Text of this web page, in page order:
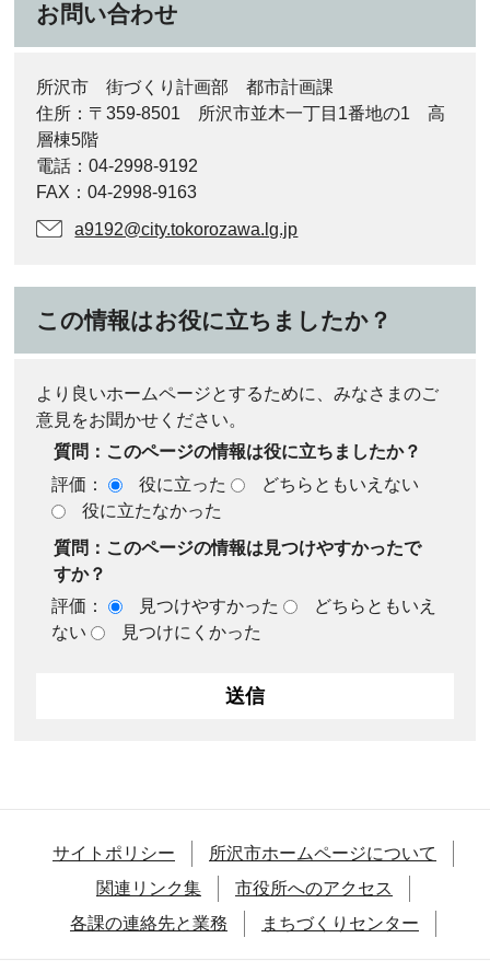
お問い合わせ
所沢市 街づくり計画部 都市計画課
住所：〒359-8501 所沢市並木一丁目1番地の1 高
層棟5階
電話：04-2998-9192
FAX：04-2998-9163
a9192@city.tokorozawa.lg.jp
この情報はお役に立ちましたか？
より良いホームページとするために、みなさまのご
意見をお聞かせください。
質問：このページの情報は役に立ちましたか？
評価：
役に立った
どちらともいえない
役に立たなかった
質問：このページの情報は見つけやすかったで
すか？
評価：
見つけやすかった
どちらともいえ
ない
見つけにくかった
サイトポリシー
所沢市ホームページについて
関連リンク集
市役所へのアクセス
各課の連絡先と業務
まちづくりセンター